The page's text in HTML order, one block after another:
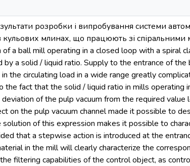
розробки і випробування системи
кульових млинах, що працюють зі спіральними
a ball mill operating in a closed loop with a spiral
by a solid / liquid ratio. Supply to the entrance of
the circulating load in a wide range greatly
the fact that the solid / liquid ratio in mills operating
of the pulp vacuum from the required
on the pulp vacuum channel made it possible to
of this expression makes it possible to
that a stepwise action is introduced at the
in the mill will clearly characterize the
filtering capabilities of the control object, as